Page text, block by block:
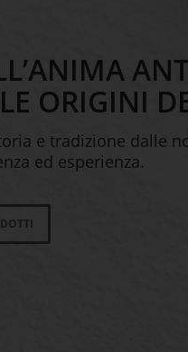
ORIGINI
e tradizione dalle
ed esperienza.